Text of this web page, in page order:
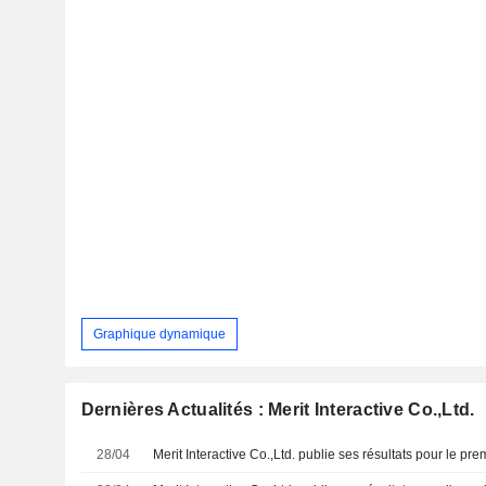
Graphique dynamique
Dernières Actualités : Merit Interactive Co.,Ltd.
28/04